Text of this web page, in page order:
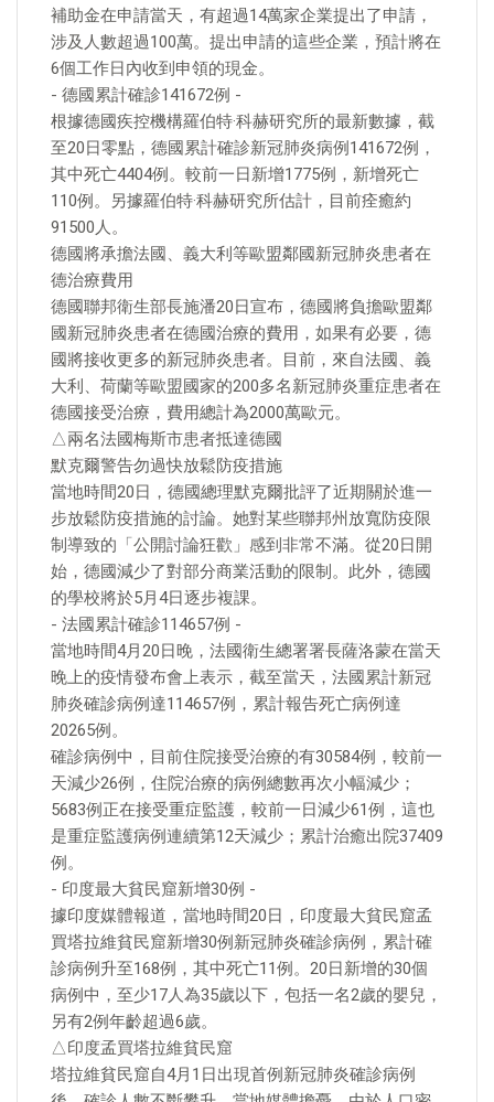
補助金在申請當天，有超過14萬家企業提出了申請，
涉及人數超過100萬。提出申請的這些企業，預計將在
6個工作日內收到申領的現金。
- 德國累計確診141672例 -
根據德國疾控機構羅伯特·科赫研究所的最新數據，截
至20日零點，德國累計確診新冠肺炎病例141672例，
其中死亡4404例。較前一日新增1775例，新增死亡
110例。另據羅伯特·科赫研究所估計，目前痊癒約
91500人。
德國將承擔法國、義大利等歐盟鄰國新冠肺炎患者在
德治療費用
德國聯邦衛生部長施潘20日宣布，德國將負擔歐盟鄰
國新冠肺炎患者在德國治療的費用，如果有必要，德
國將接收更多的新冠肺炎患者。目前，來自法國、義
大利、荷蘭等歐盟國家的200多名新冠肺炎重症患者在
德國接受治療，費用總計為2000萬歐元。
△兩名法國梅斯市患者抵達德國
默克爾警告勿過快放鬆防疫措施
當地時間20日，德國總理默克爾批評了近期關於進一
步放鬆防疫措施的討論。她對某些聯邦州放寬防疫限
制導致的「公開討論狂歡」感到非常不滿。從20日開
始，德國減少了對部分商業活動的限制。此外，德國
的學校將於5月4日逐步複課。
- 法國累計確診114657例 -
當地時間4月20日晚，法國衛生總署署長薩洛蒙在當天
晚上的疫情發布會上表示，截至當天，法國累計新冠
肺炎確診病例達114657例，累計報告死亡病例達
20265例。
確診病例中，目前住院接受治療的有30584例，較前一
天減少26例，住院治療的病例總數再次小幅減少；
5683例正在接受重症監護，較前一日減少61例，這也
是重症監護病例連續第12天減少；累計治癒出院37409
例。
- 印度最大貧民窟新增30例 -
據印度媒體報道，當地時間20日，印度最大貧民窟孟
買塔拉維貧民窟新增30例新冠肺炎確診病例，累計確
診病例升至168例，其中死亡11例。20日新增的30個
病例中，至少17人為35歲以下，包括一名2歲的嬰兒，
另有2例年齡超過6歲。
△印度孟買塔拉維貧民窟
塔拉維貧民窟自4月1日出現首例新冠肺炎確診病例